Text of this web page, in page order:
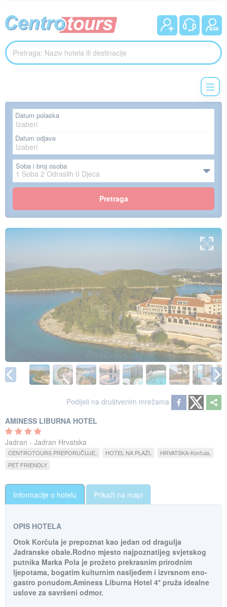
Datum polaska
Datum odjave
Soba i broj osoba
1 Soba 2 Odraslih 0 Djeca
Pretraga
Podijeli na društvenim mrežama
AMINESS LIBURNA HOTEL
Jadran - Jadran Hrvatska
CENTROTOURS PREPORUČUJE HOTEL NA PLAŽI
HRVATSKA-Korčula
PET FRIENDLY
Informacije o hotelu Prikaži na mapi
OPIS HOTELA
Otok Korčula je prepoznat kao jedan od dragulja
Jadranske obale.Rodno mjesto najpoznatijeg svjetskog
putnika Marka Pola je prožeto prekrasnim prirodnim
ljepotama, bogatim kulturnim nasljeđem i izvrsnom eno-
gastro ponudom.Aminess Liburna Hotel 4* pruža idealne
uslove za savršeni odmor.